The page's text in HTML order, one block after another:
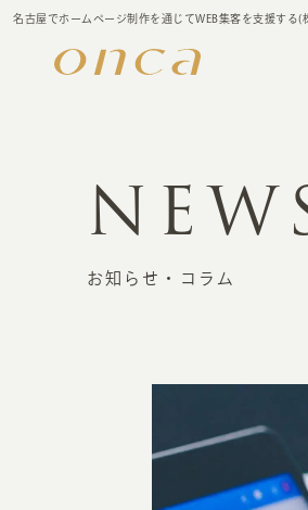
名古屋でホームページ制作を通じてWEB集客を支援する
お知らせ・コラム